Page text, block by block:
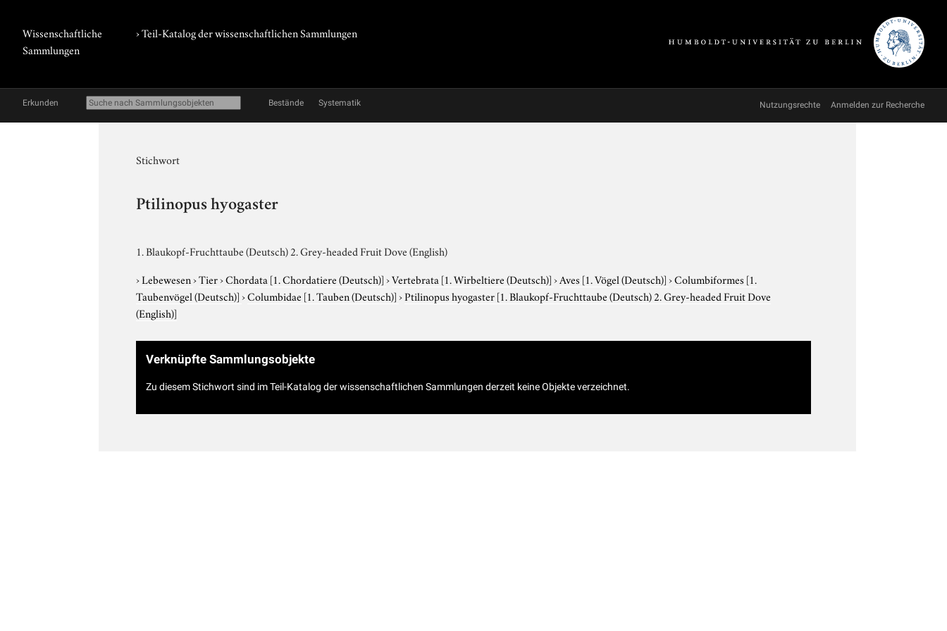
Wissenschaftliche
Sammlungen
› Teil-Katalog der wissenschaftlichen Sammlungen
Erkunden Bestände Systematik Nutzungsrechte Anmelden zur Recherche
Stichwort
Ptilinopus hyogaster
1. Blaukopf-Fruchttaube (Deutsch) 2. Grey-headed Fruit Dove (English)
›Lebewesen›Tier›Chordata [1. Chordatiere (Deutsch)]›Vertebrata [1. Wirbeltiere (Deutsch)]›Aves [1. Vögel (Deutsch)]›Columbiformes [1.
Taubenvögel (Deutsch)]›Columbidae [1. Tauben (Deutsch)]›Ptilinopus hyogaster[1. Blaukopf-Fruchttaube (Deutsch) 2. Grey-headed Fruit Dove
(English)]
Verknüpfte Sammlungsobjekte
Zu diesem Stichwort sind im Teil-Katalog der wissenschaftlichen Sammlungen derzeit keine Objekte verzeichnet.